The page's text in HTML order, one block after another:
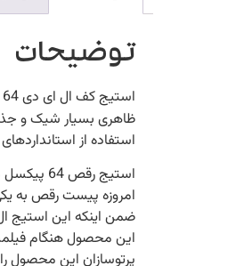
توضیحات
استیج کف ال ای دی 64 پیکسل پر فروش ترین محصول رده پایین گروه استیج شرکت
ظاهری بسیار شیک و
استفاده از
استیج رقص 64 پیکسل محصولی پر طرفدار می باشد که در باغ ها و تالار های عروسی و سالن های اجتماعات و آمفی تئاتر استفاده می گردد.
امروزه پیست رقص به
ضمن اینکه این استیج
این محصول هنگام
پرتوسازان این محصول